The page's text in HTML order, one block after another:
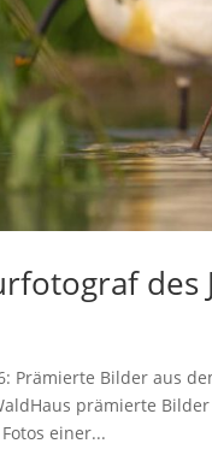
des
Prämierte Bilder aus
prämierte
einer...